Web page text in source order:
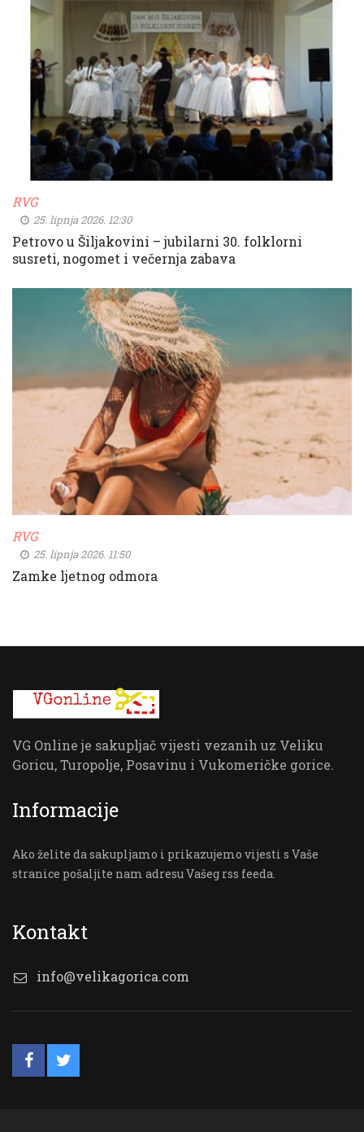
RVG
25. lipnja 2026. 12:30
Petrovo u Šiljakovini – jubilarni 30. folklorni
susreti, nogomet i večernja zabava
RVG
25. lipnja 2026. 11:50
Zamke ljetnog odmora
VG Online je sakupljač vijesti vezanih uz Veliku
Goricu, Turopolje, Posavinu i Vukomeričke gorice.
Informacije
Ako želite da sakupljamo i prikazujemo vijesti s Vaše
stranice pošaljite nam adresu Vašeg rss feeda.
Kontakt
info@velikagorica.com